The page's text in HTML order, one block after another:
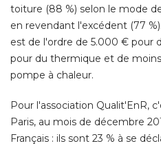
toiture (88 %) selon le mode
en revendant l'excédent (77
est de l'ordre de 5.000 € pour
pour du thermique et de
pompe à chaleur.
Pour l'association Qualit'EnR,
Paris, au mois de décembre
Français : ils sont 23 % à se